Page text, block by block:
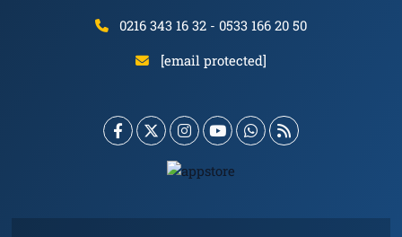
0216 343 16 32 - 0533 166 20 50
[email protected]